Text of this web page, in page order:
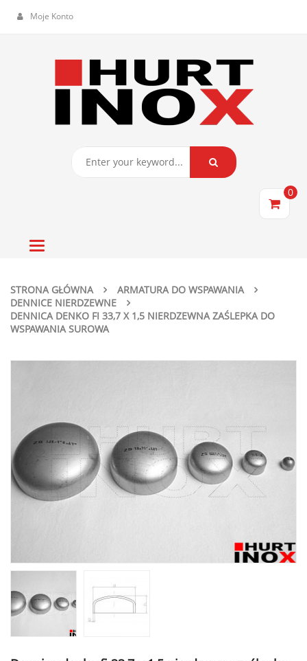
Moje Konto
0
Toggle
STRONA GŁÓWNA
ARMATURA DO WSPAWANIA
DENNICE NIERDZEWNE
DENNICA DENKO FI 33,7 X 1,5 NIERDZEWNA ZAŚLEPKA DO
WSPAWANIA SUROWA